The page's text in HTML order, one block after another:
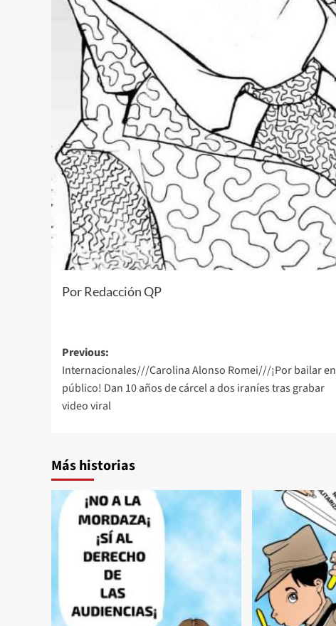
Por Redacción QP
Post
navigation
Previous:
Internacionales///Carolina Alonso Romei///¡Por bailar en
público! Dan 10 años de cárcel a dos iraníes tras grabar
video viral
Más historias